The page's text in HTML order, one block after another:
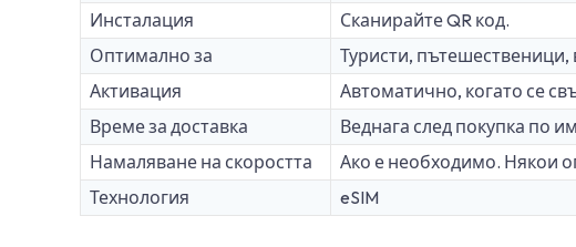
Инсталация
Сканирайте QR код.
Оптимално за
Туристи,
Активация
Автоматично, когато се
Време за доставка
Веднага след покупка по
Намаляване на скоростта
Ако е необходимо. Някои
Технология
eSIM